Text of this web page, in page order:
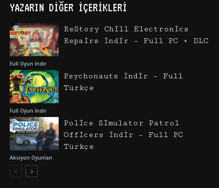
YAZARIN DIĞER İÇERIKLERI
Full Oyun İndir
ReStory Chill Electronics
Repairs İndir – Full PC + DLC
Full Oyun İndir
Psychonauts İndir – Full
Türkçe
Aksiyon Oyunları
Police Simulator Patrol
Officers İndir – Full PC
Türkçe